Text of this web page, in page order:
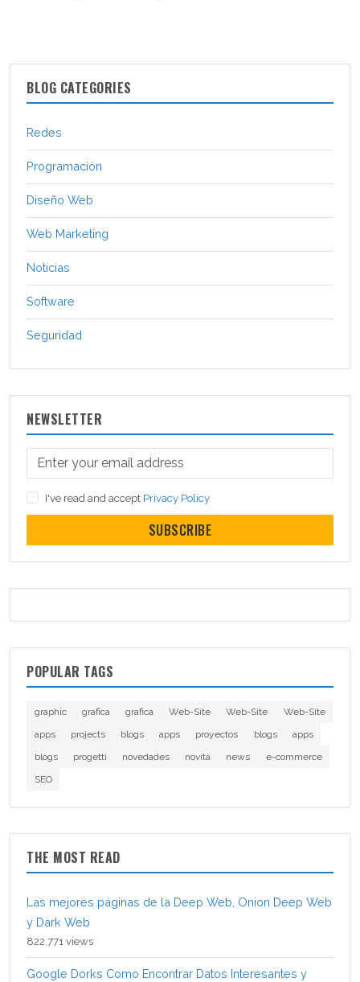
BLOG CATEGORIES
Redes
Programación
Diseño Web
Web Marketing
Noticias
Software
Seguridad
NEWSLETTER
I've read and accept Privacy Policy
SUBSCRIBE
POPULAR TAGS
graphic grafica grafica Web-Site Web-Site
Web-Site
apps
projects blogs apps proyectos blogs
apps
blogs
progetti novedades novità news
e-commerce
SEO
THE MOST READ
Las mejores páginas de la Deep Web, Onion Deep Web
y Dark Web
822,771 views
Google Dorks Como Encontrar Datos Interesantes y